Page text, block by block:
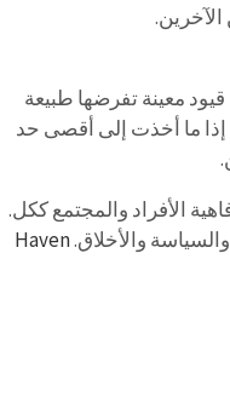
معينة تفرضها طبيعة
إذا ما أخذت إلى أقصى حد
الأفراد والمجتمع ككل.
والأخلاق.Haven